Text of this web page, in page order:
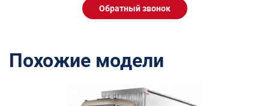
Обратный звонок
Похожие модели